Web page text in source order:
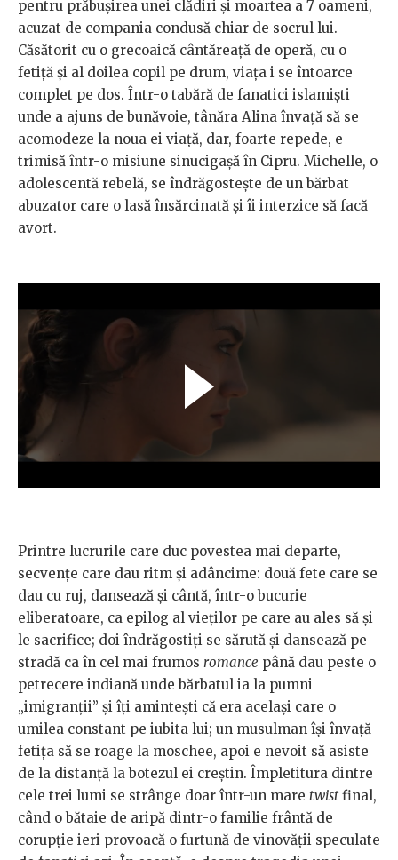
pentru prăbușirea unei clădiri și moartea a 7 oameni,
acuzat de compania condusă chiar de socrul lui.
Căsătorit cu o grecoaică cântăreață de operă, cu o
fetiță și al doilea copil pe drum, viața i se întoarce
complet pe dos. Într-o tabără de fanatici islamiști
unde a ajuns de bunăvoie, tânăra Alina învață să se
acomodeze la noua ei viață, dar, foarte repede, e
trimisă într-o misiune sinucigașă în Cipru. Michelle, o
adolescentă rebelă, se îndrăgostește de un bărbat
abuzator care o lasă însărcinată și îi interzice să facă
avort.
Printre lucrurile care duc povestea mai departe,
secvențe care dau ritm și adâncime: două fete care se
dau cu ruj, dansează și cântă, într-o bucurie
eliberatoare, ca epilog al vieților pe care au ales să și
le sacrifice; doi îndrăgostiți se sărută și dansează pe
stradă ca în cel mai frumos romance până dau peste o
petrecere indiană unde bărbatul ia la pumni
„imigranții” și îți amintești că era același care o
umilea constant pe iubita lui; un musulman își învață
fetița să se roage la moschee, apoi e nevoit să asiste
de la distanță la botezul ei creștin. Împletitura dintre
cele trei lumi se strânge doar într-un mare twistfinal,
când o bătaie de aripă dintr-o familie frântă de
corupție ieri provoacă o furtună de vinovății speculate